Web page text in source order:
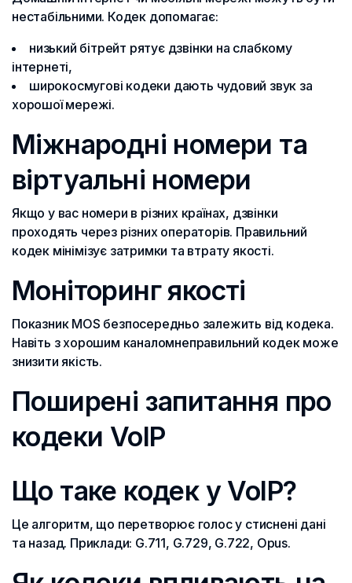
нестабільними. Кодек допомагає:
низький бітрейт рятує дзвінки на слабкому
інтернеті,
широкосмугові кодеки дають чудовий звук за
хорошої мережі.
Міжнародні номери та
віртуальні номери
Якщо у вас номери в різних країнах, дзвінки
проходять через різних операторів. Правильний
кодек мінімізує затримки та втрату якості.
Моніторинг якості
Показник MOS безпосередньо залежить від кодека.
Навіть з хорошим каналомнеправильний кодек може
знизити якість.
Поширені запитання про
кодеки VoIP
Що таке кодек у VoIP?
Це алгоритм, що перетворює голос у стиснені дані
та назад. Приклади: G.711, G.729, G.722, Opus.